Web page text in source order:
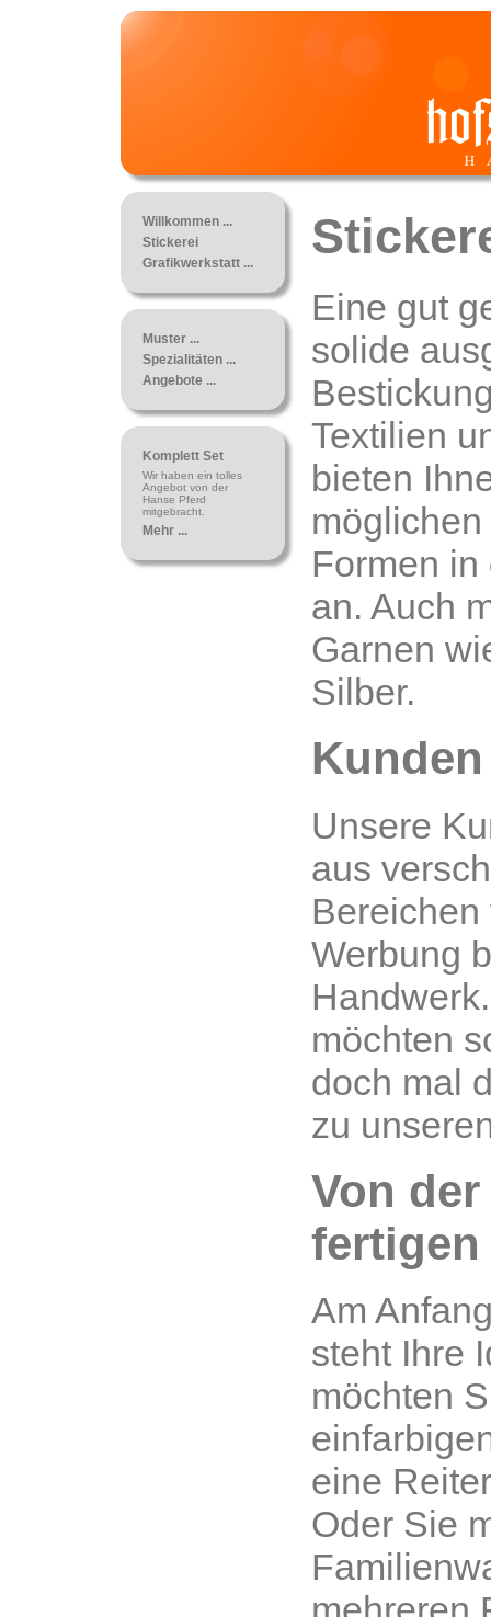
Willkommen ...
Stickerei
Grafikwerkstatt ...
Muster ...
Spezialitäten ...
Angebote ...
Komplett Set
Wir haben ein tolles
Angebot von der
Hanse Pferd
mitgebracht.
Mehr ...
Eine gut
solide
Textilien
bieten
Formen
an. Auch
Garnen
Silber.
Kunden
Unsere
aus
Werbung
möchten
doch mal
zu
Von
Am
steht Ihre
möchten
eine
Oder Sie